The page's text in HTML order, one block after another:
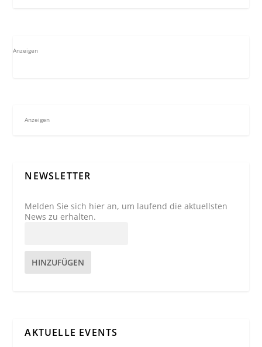
Anzeigen
Anzeigen
NEWSLETTER
Melden Sie sich hier an, um laufend die aktuellsten
News zu erhalten.
HINZUFÜGEN
AKTUELLE EVENTS